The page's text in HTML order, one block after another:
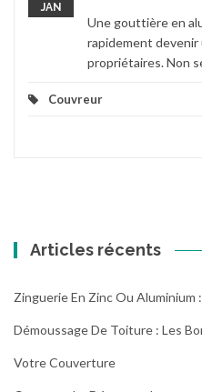
JAN
Une gouttière en
rapidement devenir
propriétaires. Non
Couvreur
Articles récents
Zinguerie En Zinc Ou Aluminium
Démoussage De Toiture : Les
Votre Couverture